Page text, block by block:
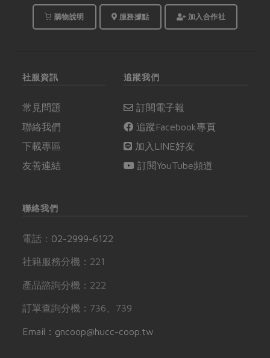
購物說明 服務據點 加入合作社
社服資訊
常見問題
聯絡我們
下載專區
友善連結
追蹤我們
訂閱電子報
追蹤Facebook專頁
加入LINE好友
訂閱YouTube頻道
聯絡我們
電話： 02-2999-6122
社籍服務分機：221
產品諮詢分機：222
訂單查詢分機：736、739
Email：gncoop@hucc-coop.tw